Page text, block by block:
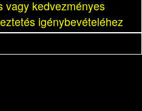
vagy kedvezményes
igénybevételéhez